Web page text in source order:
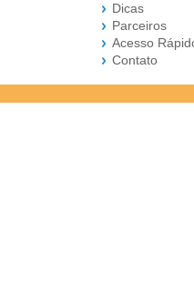
Dicas
Parceiros
Acesso
Contato